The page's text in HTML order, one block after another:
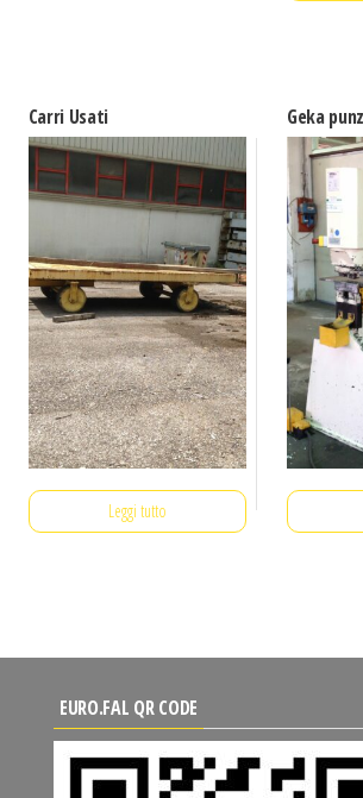
Carri Usati
Leggi tutto
Geka
EURO.FAL QR CODE